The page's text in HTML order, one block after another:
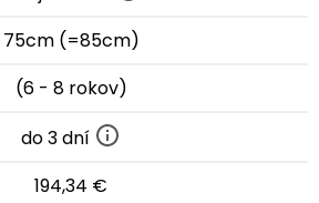
75cm (=85cm)
(6 - 8 rokov)
do 3 dní
194,34 €